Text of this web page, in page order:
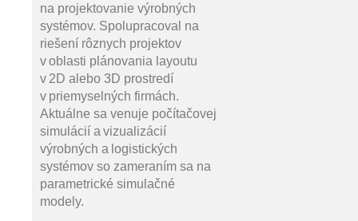
na projektovanie výrobných
systémov. Spolupracoval na
riešení rôznych projektov
v oblasti plánovania layoutu
v 2D alebo 3D prostredí
v priemyselných firmách.
Aktuálne sa venuje počítačovej
simulácií a vizualizácií
výrobných a logistických
systémov so zameraním sa na
parametrické simulačné
modely.